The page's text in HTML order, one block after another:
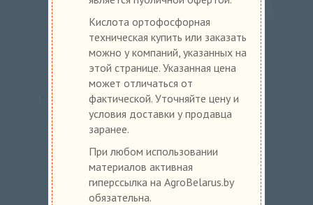
Кислота ортофосфорная
техническая купить или заказать
можно у компаний, указанных на
этой странице. Указанная цена
может отличаться от
фактической. Уточняйте цену и
условия доставки у продавца
заранее.
При любом использовании
материалов активная
гиперссылка на AgroBelarus.by
обязательна.